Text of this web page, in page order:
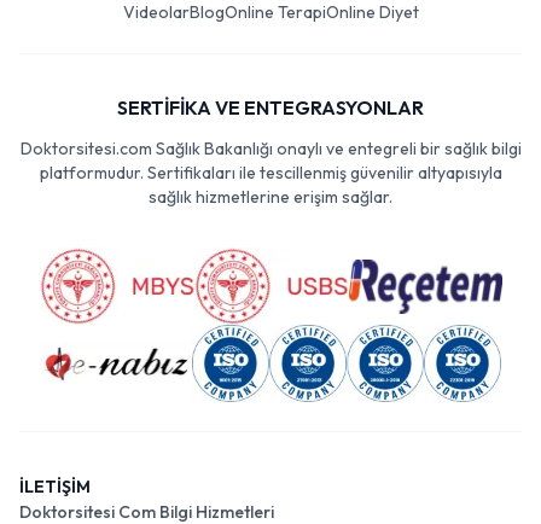
VideolarBlogOnline TerapiOnline Diyet
SERTİFİKA VE ENTEGRASYONLAR
Doktorsitesi.com Sağlık Bakanlığı onaylı ve entegreli bir sağlık bilgi
platformudur. Sertifikaları ile tescillenmiş güvenilir altyapısıyla
sağlık hizmetlerine erişim sağlar.
İLETİŞİM
Doktorsitesi Com Bilgi Hizmetleri